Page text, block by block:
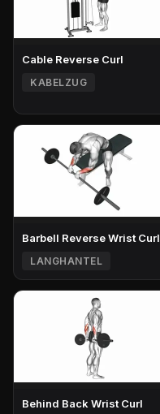
Cable Reverse Curl
KABELZUG
Barbell Reverse Wrist Curl
LANGHANTEL
Behind Back Wrist Curl